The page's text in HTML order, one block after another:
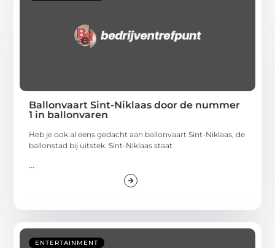
Ballonvaart Sint-Niklaas door de nummer
1 in ballonvaren
Heb je ook al eens gedacht aan ballonvaart Sint-Niklaas, de
ballonstad bij uitstek. Sint-Niklaas staat
...
ENTERTAINMENT